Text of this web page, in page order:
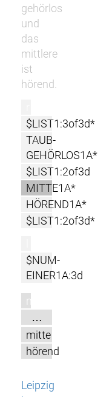
gehörlos
und
das
mittlere
ist
hörend.
$LIST1:3of3d*
TAUB-
GEHÖRLOS1A*
$LIST1:2of3d
MITTE1A*
HÖREND1A*
$LIST1:2of3d*
$NUM-
EINER1A:3d
m
…
mitte
hörend
Leipzig